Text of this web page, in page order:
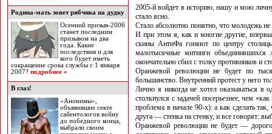
Родина-мать зовет рябчика на дудку
Осенний призыв-2006
станет последним
призывом на два
года. Какие
последствия и для
кого будет иметь
сокращение срока службы с 1 января
2007? подробнее »
В глаз!
«Анонимы»,
объявившие секте
сайентологов войну
до победного конца,
выбрали своим
2005-й войдет в историю, нашу и мою
стало ясно.
Стало абсолютно понятно, что молодежь
И при этом я, как и многие другие,
скины АнтиФа гоняют по центру
малотысячные митинги
окончательно сбил с толку противников и
Оранжевой революции не будет по
большинство. Внутренний протест у него
Лично я никогда не хотел оказываться в
столкнулся с задачей посерьезнее, чем
проблема в начале 90-х): а как сделать
друга — стенка на стенку, и все говорят:
Оранжевой революции не будет —